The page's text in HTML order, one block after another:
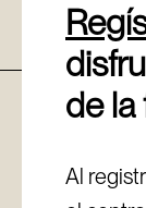
de
Al
Política de cookies
Política de privacidad